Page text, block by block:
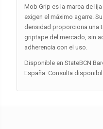
Mob Grip es la marca de
exigen el máximo agarre.
densidad proporciona una
griptape del mercado, sin
adherencia con el uso.
Disponible en StateBCN
España. Consulta